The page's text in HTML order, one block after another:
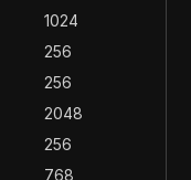
1024
256
256
2048
256
768